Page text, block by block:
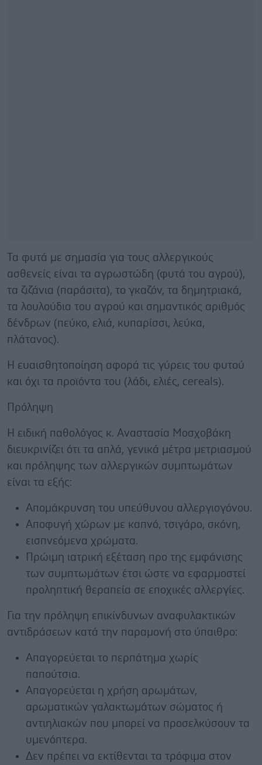
Τα φυτά με σημασία για τους αλλεργικούς
ασθενείς είναι τα αγρωστώδη (φυτά του αγρού),
τα ζιζάνια (παράσιτα), το γκαζόν, τα δημητριακά,
τα λουλούδια του αγρού και σημαντικός αριθμός
δένδρων (πεύκο, ελιά, κυπαρίσσι, λεύκα,
πλάτανος).
Η ευαισθητοποίηση αφορά τις γύρεις του φυτού
και όχι τα προϊόντα του (λάδι, ελιές, cereals).
Πρόληψη
Η ειδική παθολόγος κ. Αναστασία Μοσχοβάκη
διευκρινίζει ότι τα απλά, γενικά μέτρα μετριασμού
και πρόληψης των αλλεργικών συμπτωμάτων
είναι τα εξής:
Απομάκρυνση του υπεύθυνου αλλεργιογόνου.
Αποφυγή χώρων με καπνό, τσιγάρο, σκόνη,
εισπνεόμενα χρώματα.
Πρώιμη ιατρική εξέταση προ της εμφάνισης
των συμπτωμάτων έτσι ώστε να εφαρμοστεί
προληπτική θεραπεία σε εποχικές αλλεργίες.
Για την πρόληψη επικίνδυνων αναφυλακτικών
αντιδράσεων κατά την παραμονή στο ύπαιθρο:
Απαγορεύεται το περπάτημα χωρίς
παπούτσια.
Απαγορεύεται η χρήση αρωμάτων,
αρωματικών γαλακτωμάτων σώματος ή
αντιηλιακών που μπορεί να προσελκύσουν τα
υμενόπτερα.
Δεν πρέπει να εκτίθενται τα τρόφιμα στον